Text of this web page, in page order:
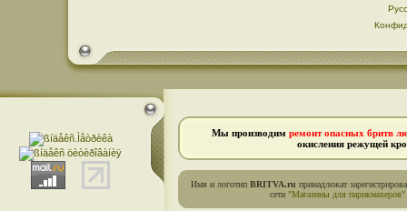
Мы производим ремонт опасных бритв
окисления режущей
Имя и логотип BRITVA.ru принадлежат
сети "Магазины для парикмахеров"